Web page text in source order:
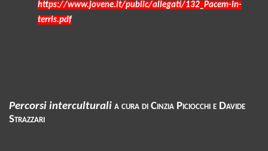
https://www.jovene.it/public/allegati/132_Pacem-in-
terris.pdf
Percorsi interculturali a cura di Cinzia Piciocchi e Davide
Strazzari